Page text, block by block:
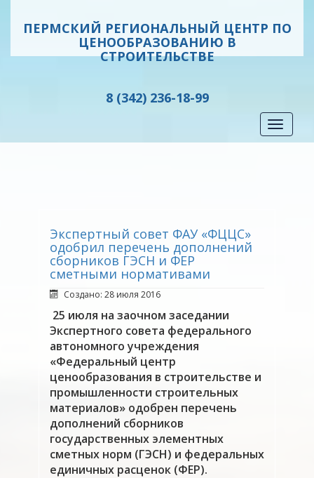
ПЕРМСКИЙ РЕГИОНАЛЬНЫЙ ЦЕНТР ПО
ЦЕНООБРАЗОВАНИЮ В
СТРОИТЕЛЬСТВЕ
8 (342) 236-18-99
Toggle
Экспертный совет ФАУ «ФЦЦС»
одобрил перечень дополнений
сборников ГЭСН и ФЕР
сметными нормативами
Создано: 28 июля 2016
25 июля на заочном заседании
Экспертного совета федерального
автономного учреждения
«Федеральный центр
ценообразования в строительстве и
промышленности строительных
материалов» одобрен перечень
дополнений сборников
государственных элементных
сметных норм (ГЭСН) и федеральных
единичных расценок (ФЕР).